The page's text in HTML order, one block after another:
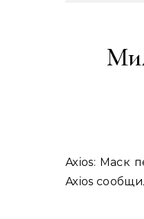
Axios: Маск перед выборами возобновит America PAC для поддержки республиканцев Портал
Axios